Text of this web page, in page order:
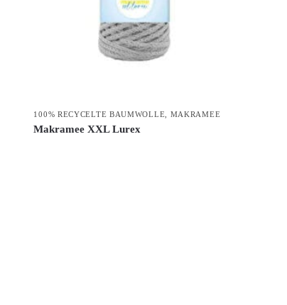
100% RECYCELTE BAUMWOLLE MAKRAMEE
Makramee XXL Lurex